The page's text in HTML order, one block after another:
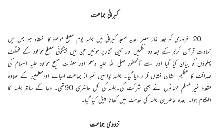
کبرانی جماعت
20؍فروری کو بعد نماز عصر احمدیہ مسجد کبرانی میں جلسہ یوم مصلح موعود کا انعقاد ہوا جس میں
تلاوت قرآن کریم کے بعد دو نظمیں اور تین تقاریر ہوئیں جن میں پیشگوئی مصلح موعود کے مختلف
پہلوؤں کو بیان کیا گیا اور اسے آنحضور صلی اللہ علیہ وسلم اور حضرت مسیح موعود علیہ السلام کی
صداقت کا عظیم الشان نشان قرار دیا گیا۔ جلسہ ہٰذا میں غیر از جماعت احباب اورمعلمین کے علاوہ
متعدد غیر مسلم مہمانوں نے بھی شرکت کی۔جلسہ کی کل حاضری 90تھی۔ دعا کے ساتھ جلسہ کا
اختتام ہوا۔ بعدہ حاضرین جلسہ کی خدمت میں کھانا پیش کیا گیا۔
نزوومی جماعت